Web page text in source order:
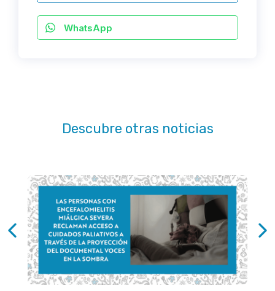
WhatsApp
Descubre otras noticias